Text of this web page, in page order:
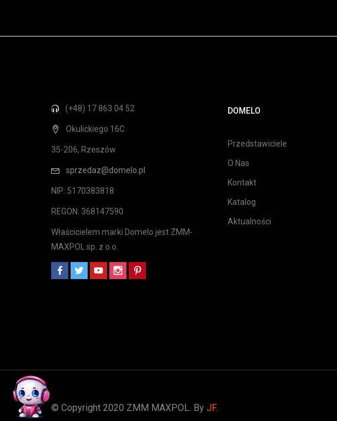
(+48) 17 863 04 52
Okulickiego 16C
35-206, Rzeszów
sprzedaz@domelo.pl
NIP: 5170383818
REGON: 368147590
Właścicielem marki Domelo jest ZMM-
MAXPOL sp. z o.o.
DOMELO
Przedstawiciele
O Nas
Kontakt
Katalog
Aktualności
© Copyright 2020 ZMM MAXPOL. By JF.